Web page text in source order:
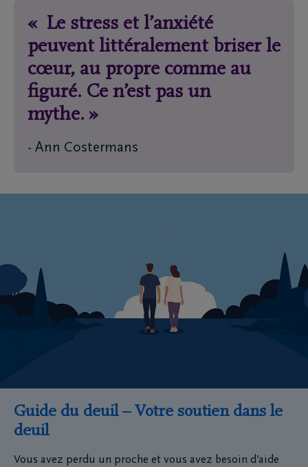
« Le stress et l’anxiété
peuvent littéralement briser le
cœur, au propre comme au
figuré. Ce n’est pas un
mythe. »
- Ann Costermans
Guide du deuil – Votre soutien dans le
deuil
Vous avez perdu un proche et vous avez besoin d’aide